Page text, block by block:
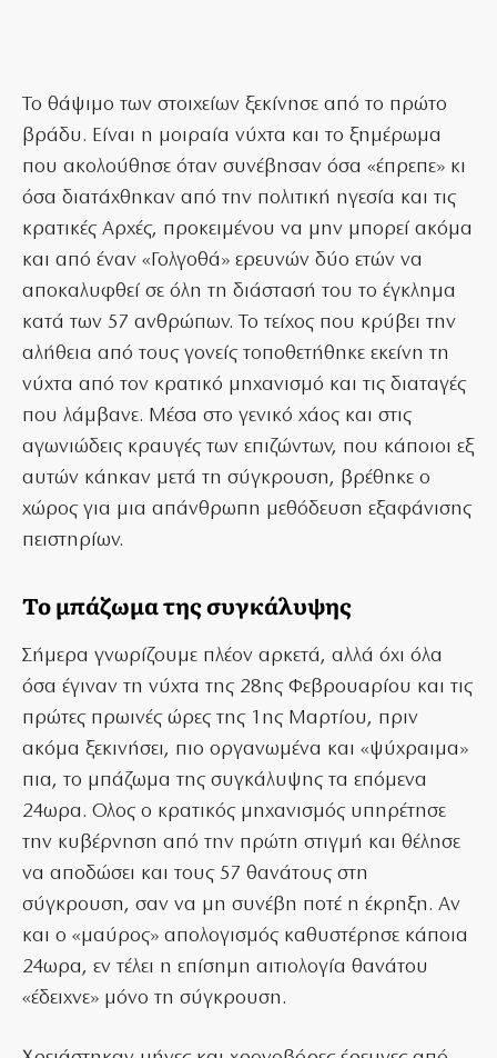
Το θάψιμο των στοιχείων ξεκίνησε από το πρώτο
βράδυ. Είναι η μοιραία νύχτα και το ξημέρωμα
που ακολούθησε όταν συνέβησαν όσα «έπρεπε» κι
όσα διατάχθηκαν από την πολιτική ηγεσία και τις
κρατικές Αρχές, προκειμένου να μην μπορεί ακόμα
και από έναν «Γολγοθά» ερευνών δύο ετών να
αποκαλυφθεί σε όλη τη διάστασή του το έγκλημα
κατά των 57 ανθρώπων. Το τείχος που κρύβει την
αλήθεια από τους γονείς τοποθετήθηκε εκείνη τη
νύχτα από τον κρατικό μηχανισμό και τις διαταγές
που λάμβανε. Μέσα στο γενικό χάος και στις
αγωνιώδεις κραυγές των επιζώντων, που κάποιοι εξ
αυτών κάηκαν μετά τη σύγκρουση, βρέθηκε ο
χώρος για μια απάνθρωπη μεθόδευση εξαφάνισης
πειστηρίων.
Το μπάζωμα της συγκάλυψης
Σήμερα γνωρίζουμε πλέον αρκετά, αλλά όχι όλα
όσα έγιναν τη νύχτα της 28ης Φεβρουαρίου και τις
πρώτες πρωινές ώρες της 1ης Μαρτίου, πριν
ακόμα ξεκινήσει, πιο οργανωμένα και «ψύχραιμα»
πια, το μπάζωμα της συγκάλυψης τα επόμενα
24ωρα. Ολος ο κρατικός μηχανισμός υπηρέτησε
την κυβέρνηση από την πρώτη στιγμή και θέλησε
να αποδώσει και τους 57 θανάτους στη
σύγκρουση, σαν να μη συνέβη ποτέ η έκρηξη. Αν
και ο «μαύρος» απολογισμός καθυστέρησε κάποια
24ωρα, εν τέλει η επίσημη αιτιολογία θανάτου
«έδειχνε» μόνο τη σύγκρουση.